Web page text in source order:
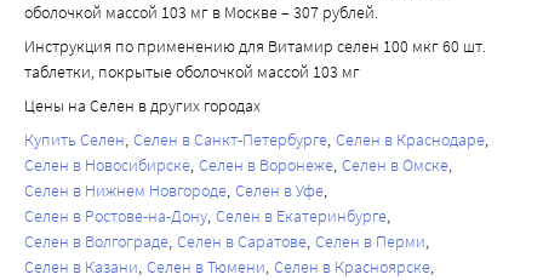
оболочкой массой 103 мг в Москве – 307 рублей.
Инструкция по применению для Витамир селен 100 мкг 60 шт.
таблетки, покрытые оболочкой массой 103 мг
Цены на Селен в других городах
Купить Селен Селен в Санкт-Петербурге Селен в Краснодаре
Селен в Новосибирске Селен в Воронеже Селен в Омске
Селен в Нижнем Новгороде Селен в Уфе
Селен в Ростове-на-Дону Селен в Екатеринбурге
Селен в Волгограде Селен в Саратове Селен в Перми
Селен в Казани Селен в Тюмени Селен в Красноярске